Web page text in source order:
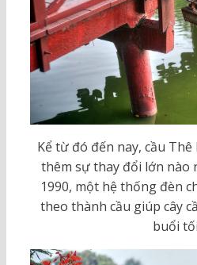
Kể từ đó đến nay, cầu
thêm sự thay đổi lớn nào
1990, một hệ thống đèn
theo thành cầu giúp cây
buổi